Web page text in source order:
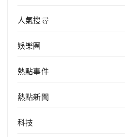
人氣搜尋
娛樂圈
熱點事件
熱點新聞
科技